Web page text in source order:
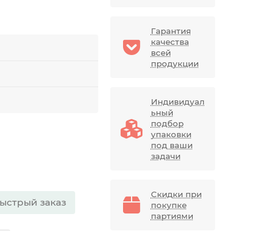
заказ
Гарантия
качества
всей
продукции
Индивидуал
ьный
подбор
упаковки
под ваши
задачи
Скидки при
покупке
партиями